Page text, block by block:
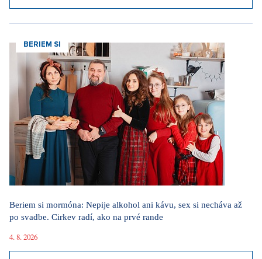
BERIEM SI
Beriem si mormóna: Nepije alkohol ani kávu, sex si necháva až
po svadbe. Cirkev radí, ako na prvé rande
4. 8. 2026